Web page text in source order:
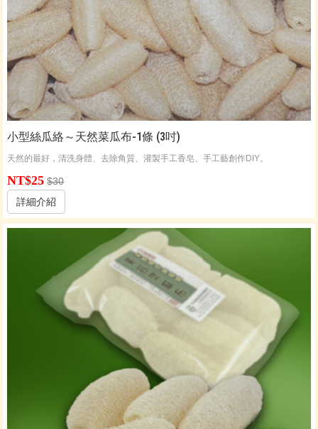
小型絲瓜絡～天然菜瓜布-1條 (3吋)
天然的最好，清洗身體、去除角質、灌製手工香皂、手工藝創作DIY。
NT$25 $30
詳細介紹